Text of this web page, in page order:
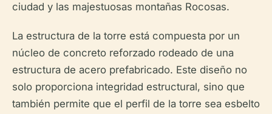
ciudad y las majestuosas montañas Rocosas.
La estructura de la torre está compuesta por un
núcleo de concreto reforzado rodeado de una
estructura de acero prefabricado. Este diseño no
solo proporciona integridad estructural, sino que
también permite que el perfil de la torre sea esbelto